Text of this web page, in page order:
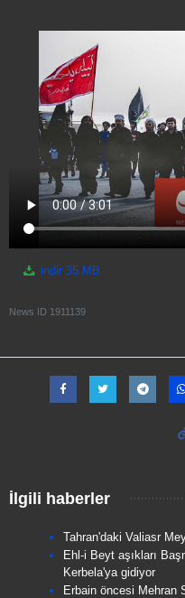
indir 35 MB
News ID 1911139
İlgili haberler
Tahran'daki Valiasr
Ehl-i Beyt aşıkları
Kerbela'ya gidiyor
Erbain öncesi Mehran